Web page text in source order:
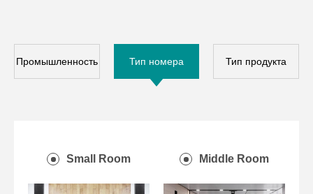
Промышленность Тип номера Тип продукта
Small Room Middle Room